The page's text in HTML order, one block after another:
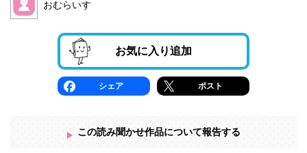
おむらいす
お気に入り追加
シェア ポスト
この読み聞かせ作品について報告する